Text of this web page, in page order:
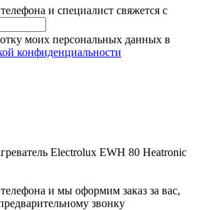
и специалист свяжется с
моих персональных данных в
конфиденциальности
Electrolux EWH 80 Heatronic
и мы оформим заказ за вас,
звонку